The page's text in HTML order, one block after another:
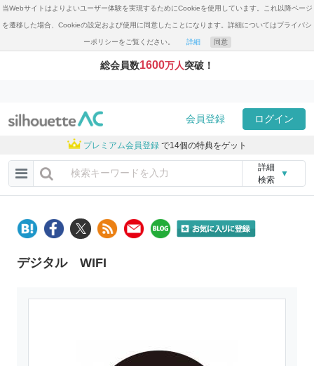
当Webサイトはよりよいユーザー体験を実現するためにCookieを使用しています。これ以降ページ
を遷移した場合、Cookieの設定および使用に同意したことになります。詳細についてはプライバシ
ーポリシーをご覧ください。 詳細 同意
総会員数1600万人突破！
会員登録 ログイン
プレミアム会員登録 で14個の特典をゲット
詳細
検索
▼
デジタル WIFI